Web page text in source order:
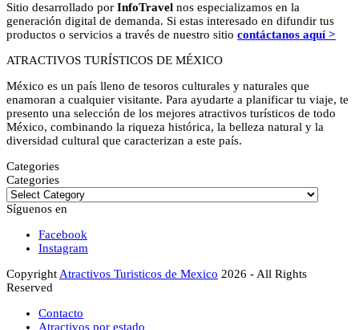
Sitio desarrollado por InfoTravel nos especializamos en la
generación digital de demanda. Si estas interesado en difundir tus
productos o servicios a través de nuestro sitio contáctanos aquí >
ATRACTIVOS TURÍSTICOS DE MÉXICO
México es un país lleno de tesoros culturales y naturales que
enamoran a cualquier visitante. Para ayudarte a planificar tu viaje, te
presento una selección de los mejores atractivos turísticos de todo
México, combinando la riqueza histórica, la belleza natural y la
diversidad cultural que caracterizan a este país.
Categories
Categories
Síguenos en
Facebook
Instagram
CopyrightAtractivos Turisticos de Mexico 2026 - All Rights
Reserved
Contacto
Atractivos por estado